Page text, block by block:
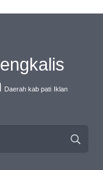
Daerah kab pati Iklan